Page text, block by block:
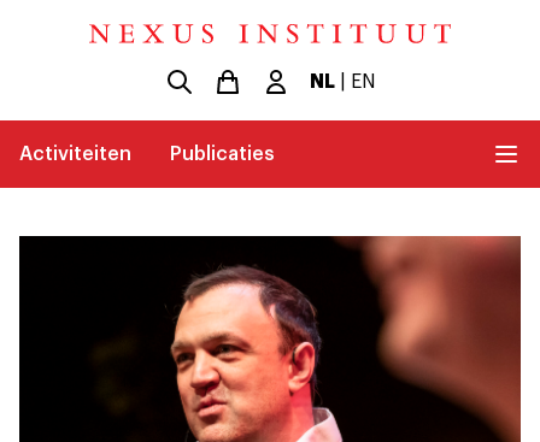
NL| EN
Activiteiten Publicaties